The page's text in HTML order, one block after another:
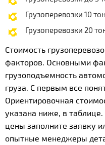
Грузоперевозки 10
Грузоперевозки 20
Стоимость
факторов. Основными
грузоподъемность
груза. С первым все
Ориентировочная
указана ниже, в
цены заполните заявку
опытные менеджеры